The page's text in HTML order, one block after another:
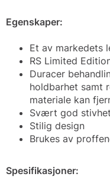
Egenskaper:
Et av markedets
RS Limited
Duracer
holdbarhet samt
materiale kan
Svært god
Stilig design
Brukes av
Spesifikasjoner: